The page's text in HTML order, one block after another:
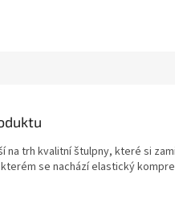
na trh kvalitní štulpny, které si
se nachází elastický